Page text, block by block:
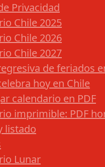
Privacidad
Chile 2025
Chile 2026
Chile 2027
de feriados
hoy en Chile
calendario en PDF
imprimible: PDF
listado
Lunar